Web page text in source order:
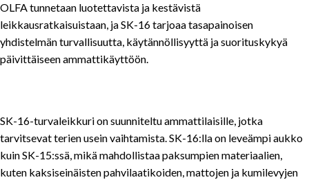
OLFA tunnetaan luotettavista ja kestävistä
leikkausratkaisuistaan, ja SK-16 tarjoaa tasapainoisen
yhdistelmän turvallisuutta, käytännöllisyyttä ja suorituskykyä
päivittäiseen ammattikäyttöön.
SK-16-turvaleikkuri on suunniteltu ammattilaisille, jotka
tarvitsevat terien usein vaihtamista. SK-16:lla on leveämpi aukko
kuin SK-15:ssä, mikä mahdollistaa paksumpien materiaalien,
kuten kaksiseinäisten pahvilaatikoiden, mattojen ja kumilevyjen